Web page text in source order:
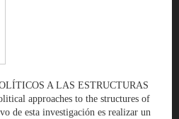
A LAS ESTRUCTURAS
approaches to the structures of
de esta investigación es realizar un